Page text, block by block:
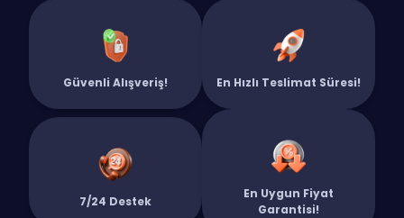
Güvenli Alışveriş! En Hızlı Teslimat Süresi!
7/24 Destek
En Uygun Fiyat
Garantisi!